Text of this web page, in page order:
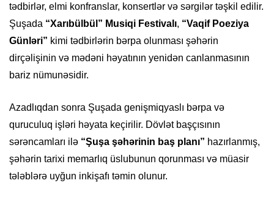
tədbirlər, elmi konfranslar, konsertlər və sərgilər təşkil edilir.
Şuşada “Xarıbülbül” Musiqi Festivalı, “Vaqif Poeziya
Günləri” kimi tədbirlərin bərpa olunması şəhərin
dirçəlişinin və mədəni həyatının yenidən canlanmasının
bariz nümunəsidir.
Azadlıqdan sonra Şuşada genişmiqyaslı bərpa və
quruculuq işləri həyata keçirilir. Dövlət başçısının
sərəncamları ilə “Şuşa şəhərinin baş planı” hazırlanmış,
şəhərin tarixi memarlıq üslubunun qorunması və müasir
tələblərə uyğun inkişafı təmin olunur.